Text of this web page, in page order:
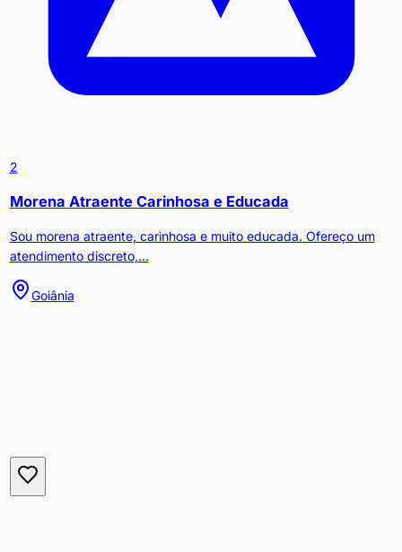
2
Morena Atraente Carinhosa e Educada
Sou morena atraente, carinhosa e muito educada. Ofereço um
atendimento discreto,...
Goiânia